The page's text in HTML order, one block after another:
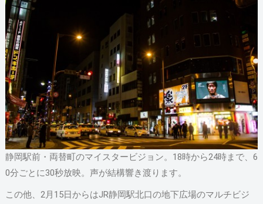
静岡駅前・両替町のマイスタービジョン。18時から24時まで、6
0分ごとに30秒放映。声が結構響き渡ります。
この他、2月15日からはJR静岡駅北口の地下広場のマルチビジ